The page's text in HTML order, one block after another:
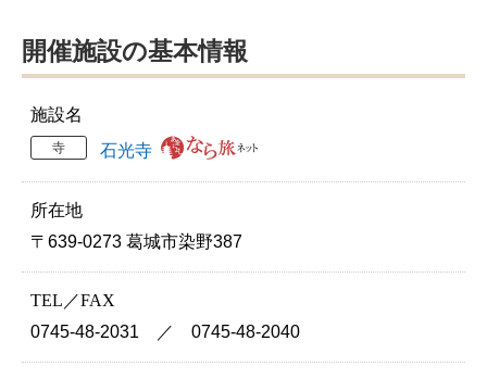
開催施設の基本情報
施設名
寺 石光寺
所在地
〒639-0273 葛城市染野387
TEL／FAX
0745-48-2031 ／ 0745-48-2040